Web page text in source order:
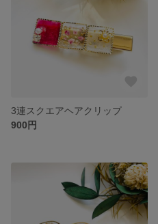
3連スクエアヘアクリップ
900円